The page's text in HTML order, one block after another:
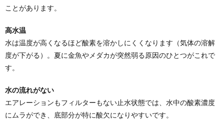
ことがあります。
高水温
水は温度が高くなるほど酸素を溶かしにくくなります（気体の溶解
度が下がる）。夏に金魚やメダカが突然弱る原因のひとつがこれで
す。
水の流れがない
エアレーションもフィルターもない止水状態では、水中の酸素濃度
にムラができ、底部分が特に酸欠になりやすいです。